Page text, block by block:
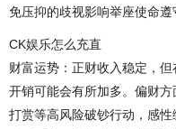
免压抑的歧视影响举座使命遵
CK娱乐怎么充直
财富运势：正财收入稳定，
开销可能会有所加多。偏财
打赏等高风险破钞行动，感